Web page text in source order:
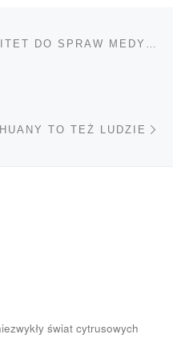
TO TEŻ LUDZIE
świat cytrusowych